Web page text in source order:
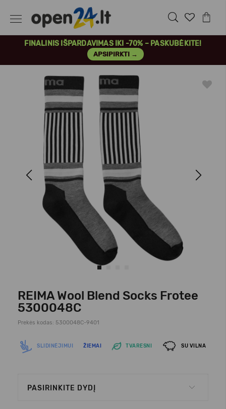
FINALINIS IŠPARDAVIMAS IKI -70% – PASKUBĖKITE!
APSIPIRKTI →
Previous Next
REIMA Wool Blend Socks Frotee
5300048C
Prekės kodas: 5300048C-9401
SLIDINĖJIMUI ŽIEMAI TVARESNI SU VILNA
PASIRINKITE DYDĮ